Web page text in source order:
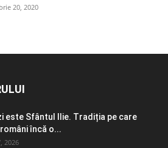
20, 2020
este Sfântul Ilie. Tradiția pe care
încă o...
2026